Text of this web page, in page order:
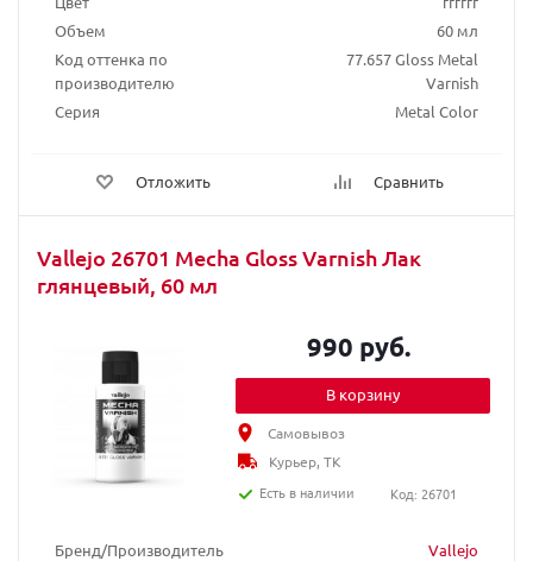
Объем
60 мл
Код оттенка по
производителю
77.657 Gloss Metal
Varnish
Серия
Metal Color
Отложить Сравнить
Vallejo 26701 Mecha Gloss Varnish Лак
глянцевый, 60 мл
Бренд/Производитель
Vallejo
990 руб.
В корзину
Самовывоз
Курьер, ТК
Есть в наличии
Код: 26701